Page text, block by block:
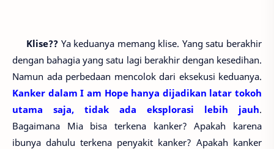
Klise??Ya keduanya memang klise. Yang satu berakhir
dengan bahagia yang satu lagi berakhir dengan kesedihan.
Namun ada perbedaan mencolok dari eksekusi keduanya.
Kanker dalam I am Hope hanya dijadikan latar tokoh
utama saja, tidak ada eksplorasi lebih jauh.
Bagaimana Mia bisa terkena kanker? Apakah karena
ibunya dahulu terkena penyakit kanker? Apakah kanker